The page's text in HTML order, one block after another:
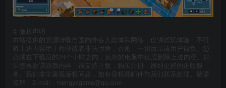
版权声明
本站提供的资源转载自国内外各大媒体和网络，仅供试玩体验；不得
将上述内容用于商业或者非法用途，否则，一切后果请用户自负。您
必须在下载后的24个小时之内，从您的电脑中彻底删除上述内容。如
果您喜欢该游戏内容，请支持正版，购买注册，得到更好的正版服
务。我们非常重视版权问题，如有侵权请邮件与我们联系处理。敬请
谅解！E-mail：mengyagame@qq.com